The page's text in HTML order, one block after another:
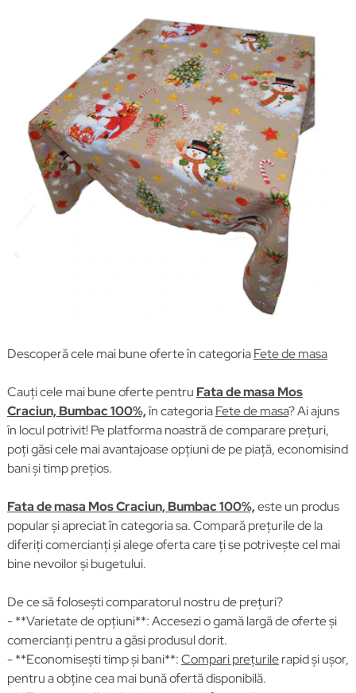
Descoperă cele mai bune oferte în categoriaFete de masa
Cauți cele mai bune oferte pentru Fata de masa Mos
Craciun, Bumbac 100%,în categoriaFete de masa? Ai ajuns
în locul potrivit! Pe platforma noastră de comparare prețuri,
poți găsi cele mai avantajoase opțiuni de pe piață, economisind
bani și timp prețios.
Fata de masa Mos Craciun, Bumbac 100%,este un produs
popular și apreciat în categoria sa. Compară prețurile de la
diferiți comercianți și alege oferta care ți se potrivește cel mai
bine nevoilor și bugetului.
De ce să folosești comparatorul nostru de prețuri?
- **Varietate de opțiuni**: Accesezi o gamă largă de oferte și
comercianți pentru a găsi produsul dorit.
- **Economisești timp și bani**:Compari prețurilerapid și ușor,
pentru a obține cea mai bună ofertă disponibilă.